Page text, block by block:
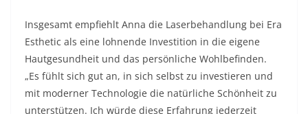
Insgesamt empfiehlt Anna die Laserbehandlung bei Era
Esthetic als eine lohnende Investition in die eigene
Hautgesundheit und das persönliche Wohlbefinden.
„Es fühlt sich gut an, in sich selbst zu investieren und
mit moderner Technologie die natürliche Schönheit zu
unterstützen. Ich würde diese Erfahrung jederzeit